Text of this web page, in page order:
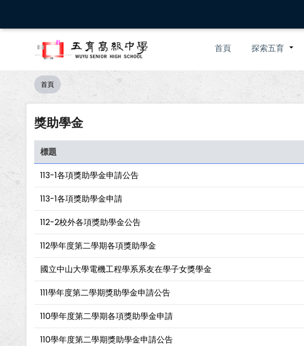
主
Main
navigation
首頁 +
探索五育
導
航
結
首頁
獎助學金
標題
113-1各項獎助學金申請公告
113-1各項獎助學金申請
112-2校外各項獎助學金公告
112學年度第二學期各項獎助學金
國立中山大學電機工程學系系友在學子女獎學金
111學年度第二學期獎助學金申請公告
110學年度第二學期各項獎助學金申請
110學年度第二學期獎助學金申請公告